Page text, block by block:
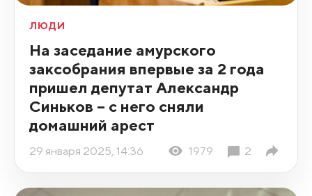
ЛЮДИ
На заседание амурского
заксобрания впервые за 2 года
пришел депутат Александр
Синьков – с него сняли
домашний арест
29 января 2025, 14:36 1979 2